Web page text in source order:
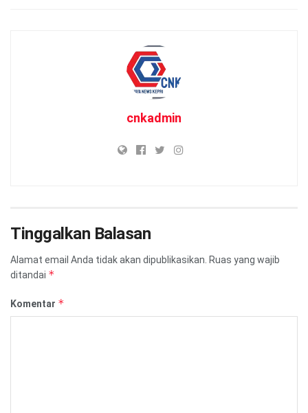
cnkadmin
Tinggalkan Balasan
Alamat email Anda tidak akan dipublikasikan. Ruas yang wajib
ditandai *
Komentar *